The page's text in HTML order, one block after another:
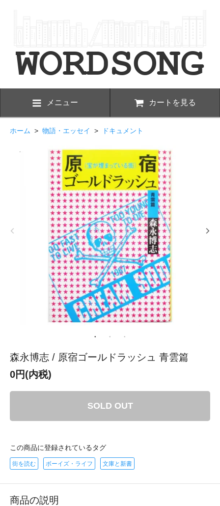
メニュー カートを見る
ホーム > 物語・エッセイ > ドキュメント
森永博志 / 原宿ゴールドラッシュ 青雲篇
0円(内税)
SOLD OUT
この商品に登録されているタグ
街を読む ボーイズ・ライフ 文庫と新書
商品の説明